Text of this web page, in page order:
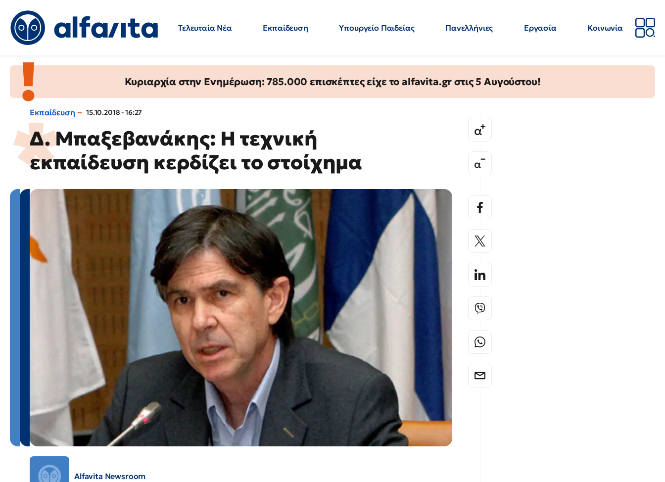
Τελευταία Νέα Εκπαίδευση Υπουργείο Παιδείας Πανελλήνιες Εργασία
Κοινωνία
Κυριαρχία στην Ενημέρωση: 785.000 επισκέπτες είχε το alfavita.gr στις 5 Αυγούστου!
Εκπαίδευση 15.10.2018 - 16:27
Δ. Μπαξεβανάκης: Η τεχνική
εκπαίδευση κερδίζει το στοίχημα
Alfavita Newsroom